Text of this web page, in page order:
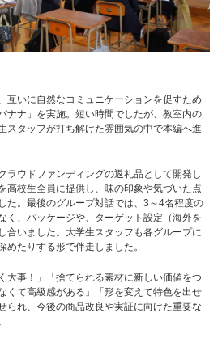
互いに自然なコミュニケーションを促すため
ナナ」を実施。短い時間でしたが、教室内の
スタッフが打ち解けた雰囲気の中で本編へ進
ラウドファンディングの返礼品として開発し
高校生全員に提供し、味の印象や気づいた点
た。最後のグループ対話では、3～4名程度の
く、パッケージや、ターゲット設定（海外を
合いました。大学生スタッフも各グループに
めたりする形で伴走しました。
大事！」「捨てられる素材に新しい価値をつ
くて高級感がある」「形を変えて特色を出せ
られ、今後の商品改良や実証に向けた重要な